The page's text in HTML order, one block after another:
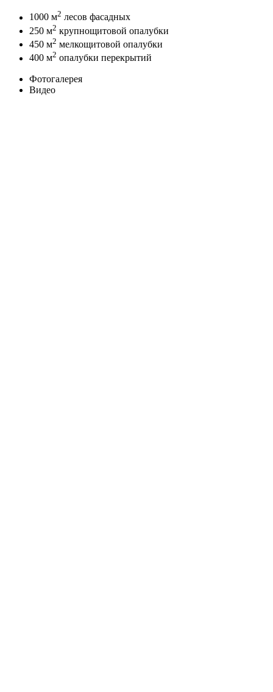
1000 м2 лесов фасадных
250 м2 крупнощитовой опалубки
450 м2 мелкощитовой опалубки
400 м2 опалубки перекрытий
Фотогалерея
Видео